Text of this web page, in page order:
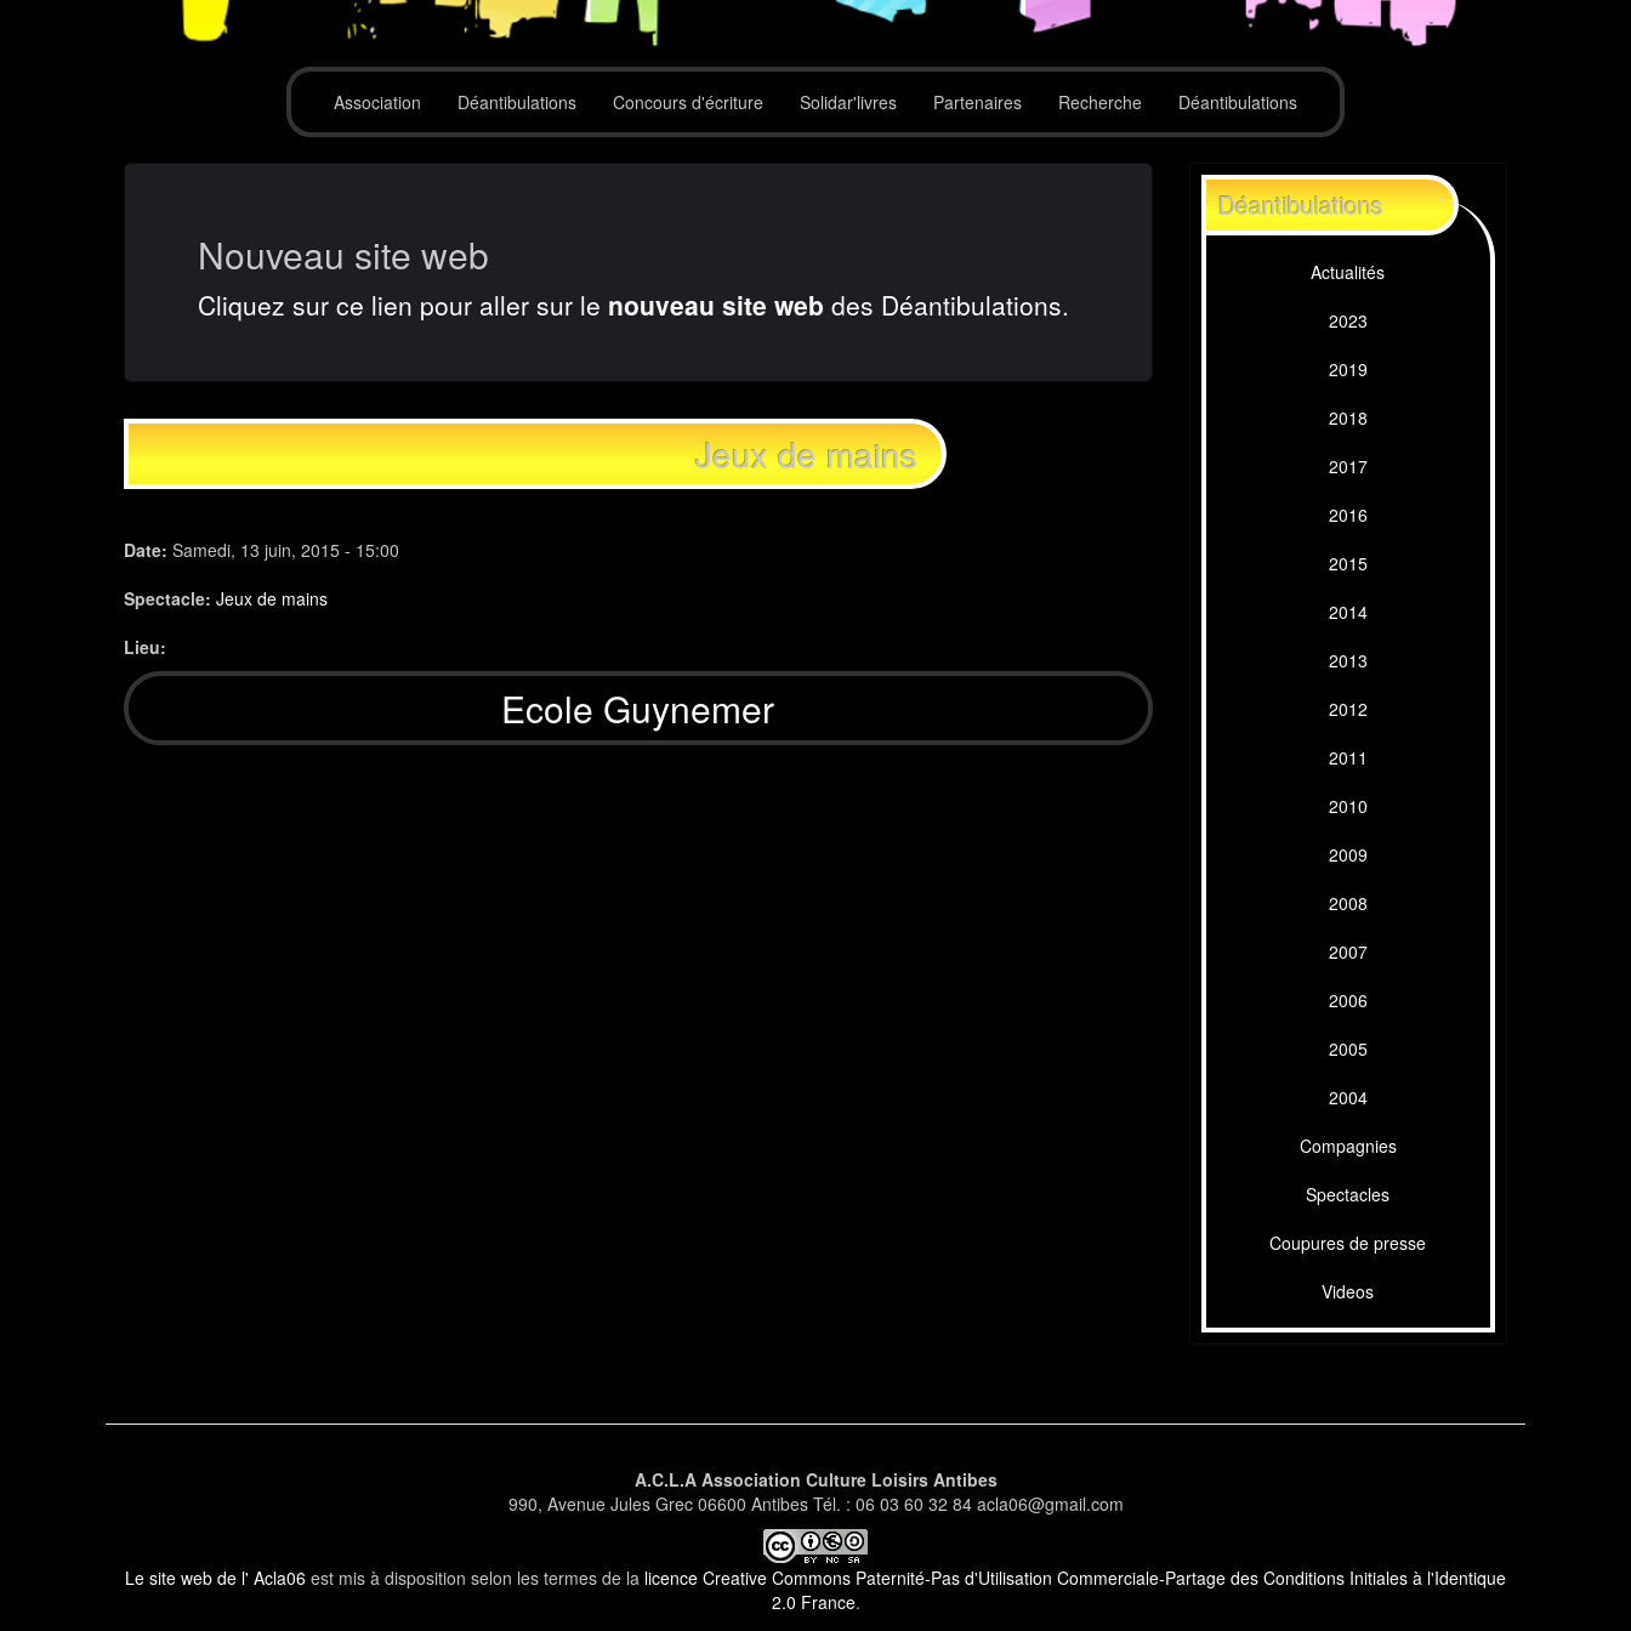
Association Déantibulations Concours d'écriture Solidar'livres Partenaires Recherche Déantibulations
Nouveau site web
Cliquez sur ce lien pour aller sur le nouveau site web des Déantibulations.
Jeux de mains
Date: Samedi, 13 juin, 2015 - 15:00
Spectacle: Jeux de mains
Lieu:
Ecole Guynemer
Déantibulations
Actualités
2023
2019
2018
2017
2016
2015
2014
2013
2012
2011
2010
2009
2008
2007
2006
2005
2004
Compagnies
Spectacles
Coupures de presse
Videos
A.C.L.A Association Culture Loisirs Antibes
990, Avenue Jules Grec 06600 Antibes Tél. : 06 03 60 32 84 acla06@gmail.com
Le site web de l' Acla06 est mis à disposition selon les termes de la licence Creative Commons Paternité-Pas d'Utilisation Commerciale-Partage des Conditions Initiales à l'Identique
2.0 France.